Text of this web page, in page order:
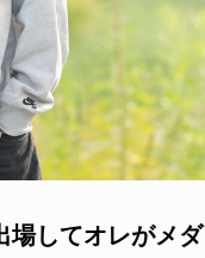
場してオレがメダ